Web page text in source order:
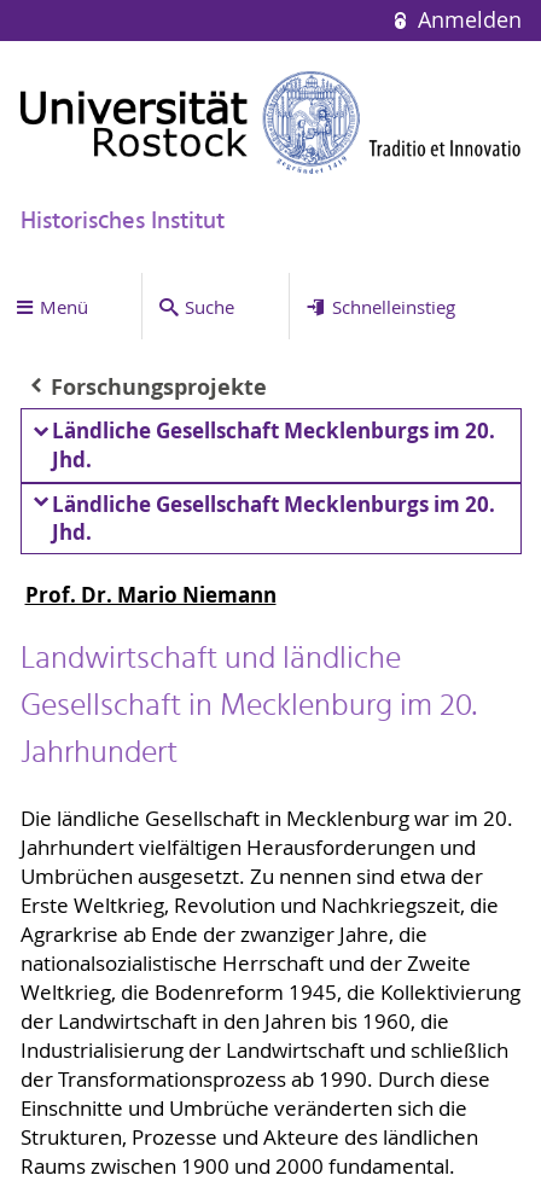
Anmelden
Historisches Institut
Menü Suche Schnelleinstieg
Forschungsprojekte
Ländliche Gesellschaft Mecklenburgs im 20.
Jhd.
Ländliche Gesellschaft Mecklenburgs im 20.
Jhd.
Prof. Dr. Mario Niemann
Landwirtschaft und ländliche
Gesellschaft in Mecklenburg im 20.
Jahrhundert
Die ländliche Gesellschaft in Mecklenburg war im 20.
Jahrhundert vielfältigen Herausforderungen und
Umbrüchen ausgesetzt. Zu nennen sind etwa der
Erste Weltkrieg, Revolution und Nachkriegszeit, die
Agrarkrise ab Ende der zwanziger Jahre, die
nationalsozialistische Herrschaft und der Zweite
Weltkrieg, die Bodenreform 1945, die Kollektivierung
der Landwirtschaft in den Jahren bis 1960, die
Industrialisierung der Landwirtschaft und schließlich
der Transformationsprozess ab 1990. Durch diese
Einschnitte und Umbrüche veränderten sich die
Strukturen, Prozesse und Akteure des ländlichen
Raums zwischen 1900 und 2000 fundamental.